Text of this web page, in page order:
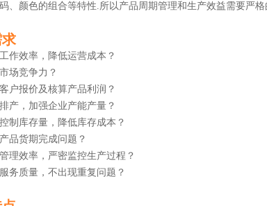
、颜色的组合等特性.所以产品周期管理和生产效益需要严格
作效率，降低运营成本？
场竞争力？
户报价及核算产品利润？
产，加强企业产能产量？
制库存量，降低库存成本？
品货期完成问题？
理效率，严密监控生产过程？
务质量，不出现重复问题？